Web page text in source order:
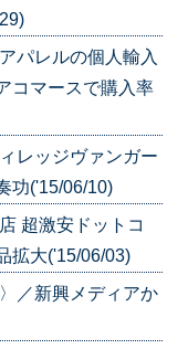
パレルの個人輸入
コマースで購入率
レッジヴァンガー
功('15/06/10)
超激安ドットコ
拡大('15/06/03)
／新興メディアか